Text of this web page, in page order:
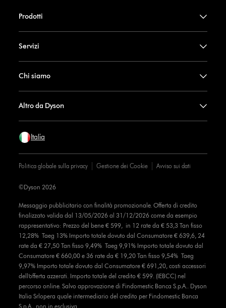
Prodotti
Servizi
Chi siamo
Altro da Dyson
Italia
Politica globale sulla privacy Gestione dei Cookie Avviso sui dati
Messaggio pubblicitario con finalità promozionale. Offerta di credito
finalizzato valida dal 13/05/2026 al 31/12/2026 come da esempio
rappresentativo: Prezzo del bene € 599, in 12 rate da € 53,3 Tan fisso
12,28% Taeg 13% Importo totale dovuto dal Consumatore € 639,6, 24
rate da € 27,50 Tan fisso 9,49% Taeg 9,91% Importo totale dovuto dal
Consumatore € 660,00 e 36 rate da € 19,20 Tan fisso 9,54% Taeg
9,97% Importo totale dovuto dal Consumatore € 691,20, costi accessori
dell’offerta azzerati. Importo totale del credito € 599. (IEBCC) nel
percorso online. Salvo approvazione di Findomestic Banca S.p.A.. Dyson
Italia Srlopera quale intermediario del credito per Findomestic Banca
S.p.A., non in esclusiva.
©Dyson 2026